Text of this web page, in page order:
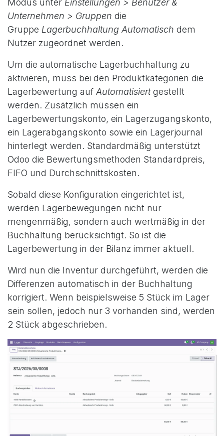
Modus unter Einstellungen > Benutzer &
Unternehmen > Gruppen die
Gruppe Lagerbuchhaltung Automatisch dem
Nutzer zugeordnet werden.
Um die automatische Lagerbuchhaltung zu
aktivieren, muss bei den Produktkategorien die
Lagerbewertung auf Automatisiertgestellt
werden. Zusätzlich müssen ein
Lagerbewertungskonto, ein Lagerzugangskonto,
ein Lagerabgangskonto sowie ein Lagerjournal
hinterlegt werden. Standardmäßig unterstützt
Odoo die Bewertungsmethoden Standardpreis,
FIFO und Durchschnittskosten.
Sobald diese Konfiguration eingerichtet ist,
werden Lagerbewegungen nicht nur
mengenmäßig, sondern auch wertmäßig in der
Buchhaltung berücksichtigt. So ist die
Lagerbewertung in der Bilanz immer aktuell.
Wird nun die Inventur durchgeführt, werden die
Differenzen automatisch in der Buchhaltung
korrigiert. Wenn beispielsweise 5 Stück im Lager
sein sollen, jedoch nur 3 vorhanden sind, werden
2 Stück abgeschrieben.